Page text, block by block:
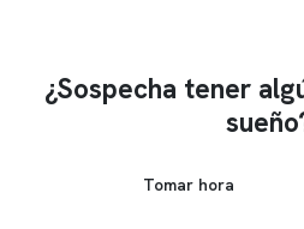
¿Sospecha tener
Tomar hora